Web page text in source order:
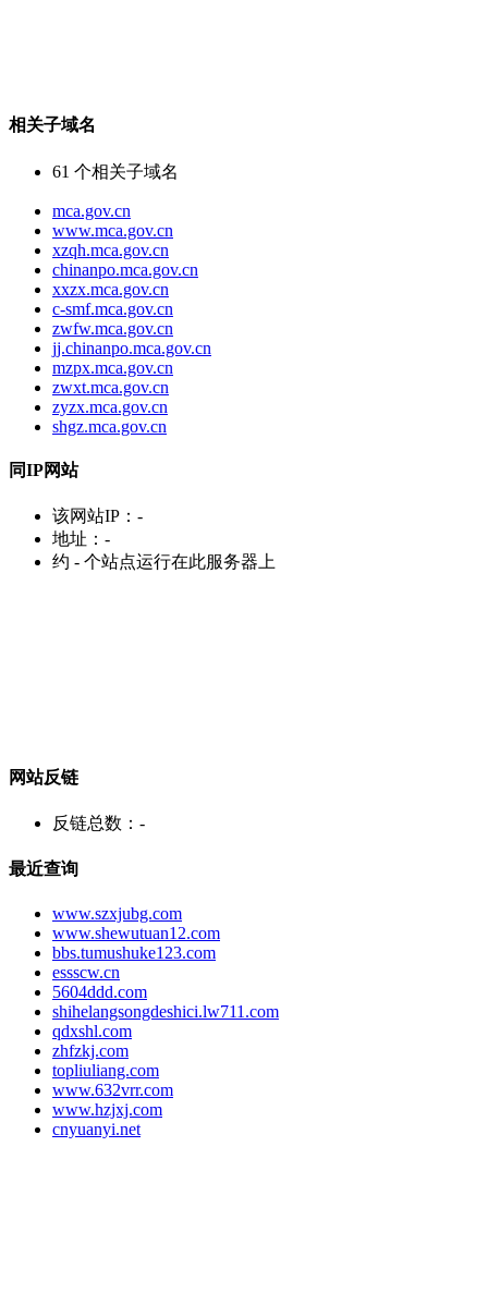
相关子域名
61 个相关子域名
mca.gov.cn
www.mca.gov.cn
xzqh.mca.gov.cn
chinanpo.mca.gov.cn
xxzx.mca.gov.cn
c-smf.mca.gov.cn
zwfw.mca.gov.cn
jj.chinanpo.mca.gov.cn
mzpx.mca.gov.cn
zwxt.mca.gov.cn
zyzx.mca.gov.cn
shgz.mca.gov.cn
同IP网站
该网站IP： -
地址： -
约 - 个站点运行在此服务器上
网站反链
反链总数： -
最近查询
www.szxjubg.com
www.shewutuan12.com
bbs.tumushuke123.com
essscw.cn
5604ddd.com
shihelangsongdeshici.lw711.com
qdxshl.com
zhfzkj.com
topliuliang.com
www.632vrr.com
www.hzjxj.com
cnyuanyi.net